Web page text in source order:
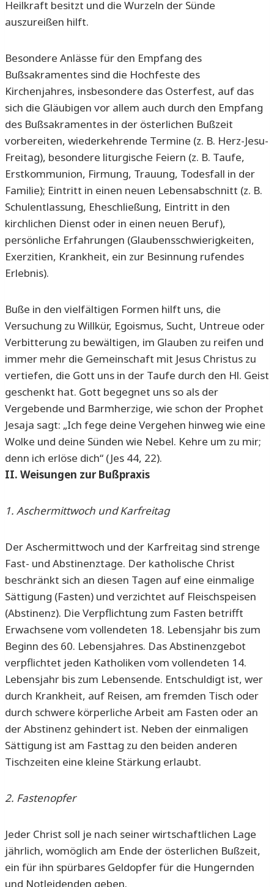
Heilkraft besitzt und die Wurzeln der Sünde
auszureißen hilft.
Besondere Anlässe für den Empfang des
Bußsakramentes sind die Hochfeste des
Kirchenjahres, insbesondere das Osterfest, auf das
sich die Gläubigen vor allem auch durch den Empfang
des Bußsakramentes in der österlichen Bußzeit
vorbereiten, wiederkehrende Termine (z. B. Herz-Jesu-
Freitag), besondere liturgische Feiern (z. B. Taufe,
Erstkommunion, Firmung, Trauung, Todesfall in der
Familie); Eintritt in einen neuen Lebensabschnitt (z. B.
Schulentlassung, Eheschließung, Eintritt in den
kirchlichen Dienst oder in einen neuen Beruf),
persönliche Erfahrungen (Glaubensschwierigkeiten,
Exerzitien, Krankheit, ein zur Besinnung rufendes
Erlebnis).
Buße in den vielfältigen Formen hilft uns, die
Versuchung zu Willkür, Egoismus, Sucht, Untreue oder
Verbitterung zu bewältigen, im Glauben zu reifen und
immer mehr die Gemeinschaft mit Jesus Christus zu
vertiefen, die Gott uns in der Taufe durch den Hl. Geist
geschenkt hat. Gott begegnet uns so als der
Vergebende und Barmherzige, wie schon der Prophet
Jesaja sagt: „Ich fege deine Vergehen hinweg wie eine
Wolke und deine Sünden wie Nebel. Kehre um zu mir;
denn ich erlöse dich“ (Jes 44, 22).
II. Weisungen zur Bußpraxis
1. Aschermittwoch und Karfreitag
Der Aschermittwoch und der Karfreitag sind strenge
Fast- und Abstinenztage. Der katholische Christ
beschränkt sich an diesen Tagen auf eine einmalige
Sättigung (Fasten) und verzichtet auf Fleischspeisen
(Abstinenz). Die Verpflichtung zum Fasten betrifft
Erwachsene vom vollendeten 18. Lebensjahr bis zum
Beginn des 60. Lebensjahres. Das Abstinenzgebot
verpflichtet jeden Katholiken vom vollendeten 14.
Lebensjahr bis zum Lebensende. Entschuldigt ist, wer
durch Krankheit, auf Reisen, am fremden Tisch oder
durch schwere körperliche Arbeit am Fasten oder an
der Abstinenz gehindert ist. Neben der einmaligen
Sättigung ist am Fasttag zu den beiden anderen
Tischzeiten eine kleine Stärkung erlaubt.
2. Fastenopfer
Jeder Christ soll je nach seiner wirtschaftlichen Lage
jährlich, womöglich am Ende der österlichen Bußzeit,
ein für ihn spürbares Geldopfer für die Hungernden
und Notleidenden geben.